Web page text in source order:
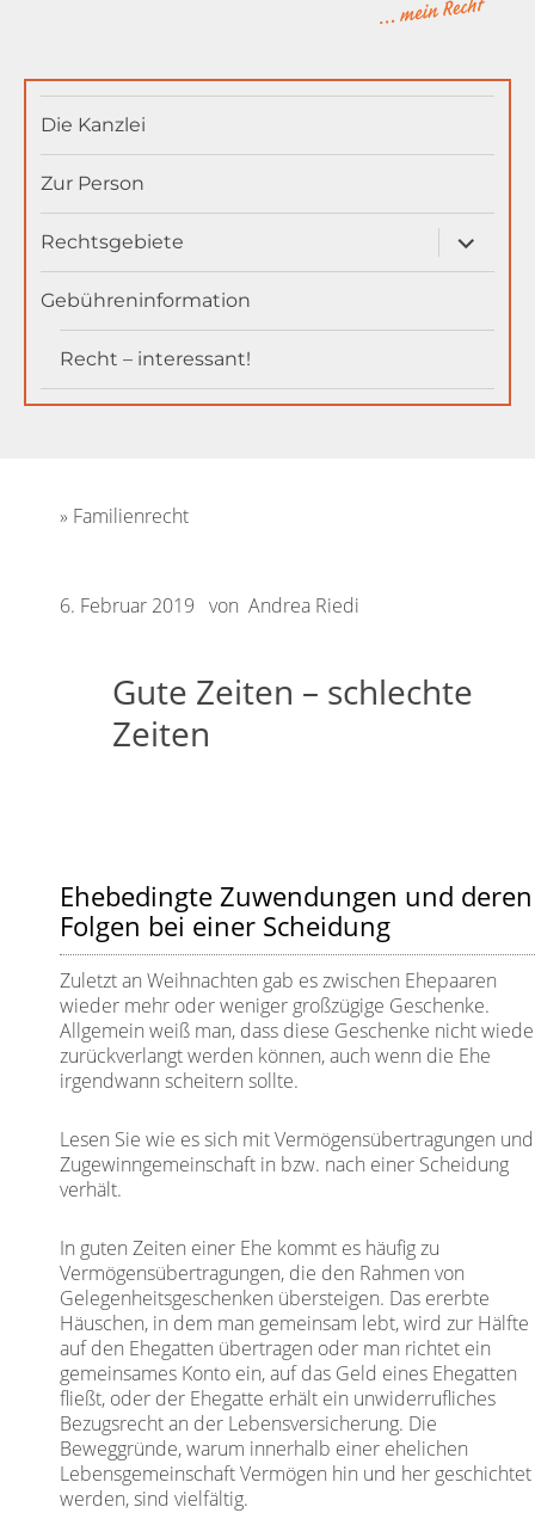
Die Kanzlei
Zur Person
Rechtsgebiete
öffnen
Gebühreninformation
Recht – interessant!
Familienrecht
6. Februar 2019 von Andrea Riedi
Gute Zeiten – schlechte
Zeiten
Ehebedingte Zuwendungen und deren
Folgen bei einer Scheidung
Zuletzt an Weihnachten gab es zwischen Ehepaaren
wieder mehr oder weniger großzügige Geschenke.
Allgemein weiß man, dass diese Geschenke nicht
zurückverlangt werden können, auch wenn die Ehe
irgendwann scheitern sollte.
Lesen Sie wie es sich mit Vermögensübertragungen und
Zugewinngemeinschaft in bzw. nach einer Scheidung
verhält.
In guten Zeiten einer Ehe kommt es häufig zu
Vermögensübertragungen, die den Rahmen von
Gelegenheitsgeschenken übersteigen. Das ererbte
Häuschen, in dem man gemeinsam lebt, wird zur Hälfte
auf den Ehegatten übertragen oder man richtet ein
gemeinsames Konto ein, auf das Geld eines Ehegatten
fließt, oder der Ehegatte erhält ein unwiderrufliches
Bezugsrecht an der Lebensversicherung. Die
Beweggründe, warum innerhalb einer ehelichen
Lebensgemeinschaft Vermögen hin und her geschichtet
werden, sind vielfältig.